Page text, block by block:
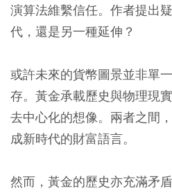
演算法維繫信任。作者提出
代，還是另一種延伸？
或許未來的貨幣圖景並非單
存。黃金承載歷史與物理現
去中心化的想像。兩者之間
成新時代的財富語言。
然而，黃金的歷史亦充滿矛